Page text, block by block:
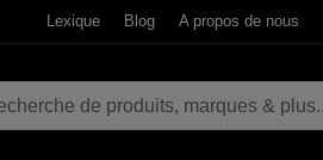
Lexique Blog A propos de nous